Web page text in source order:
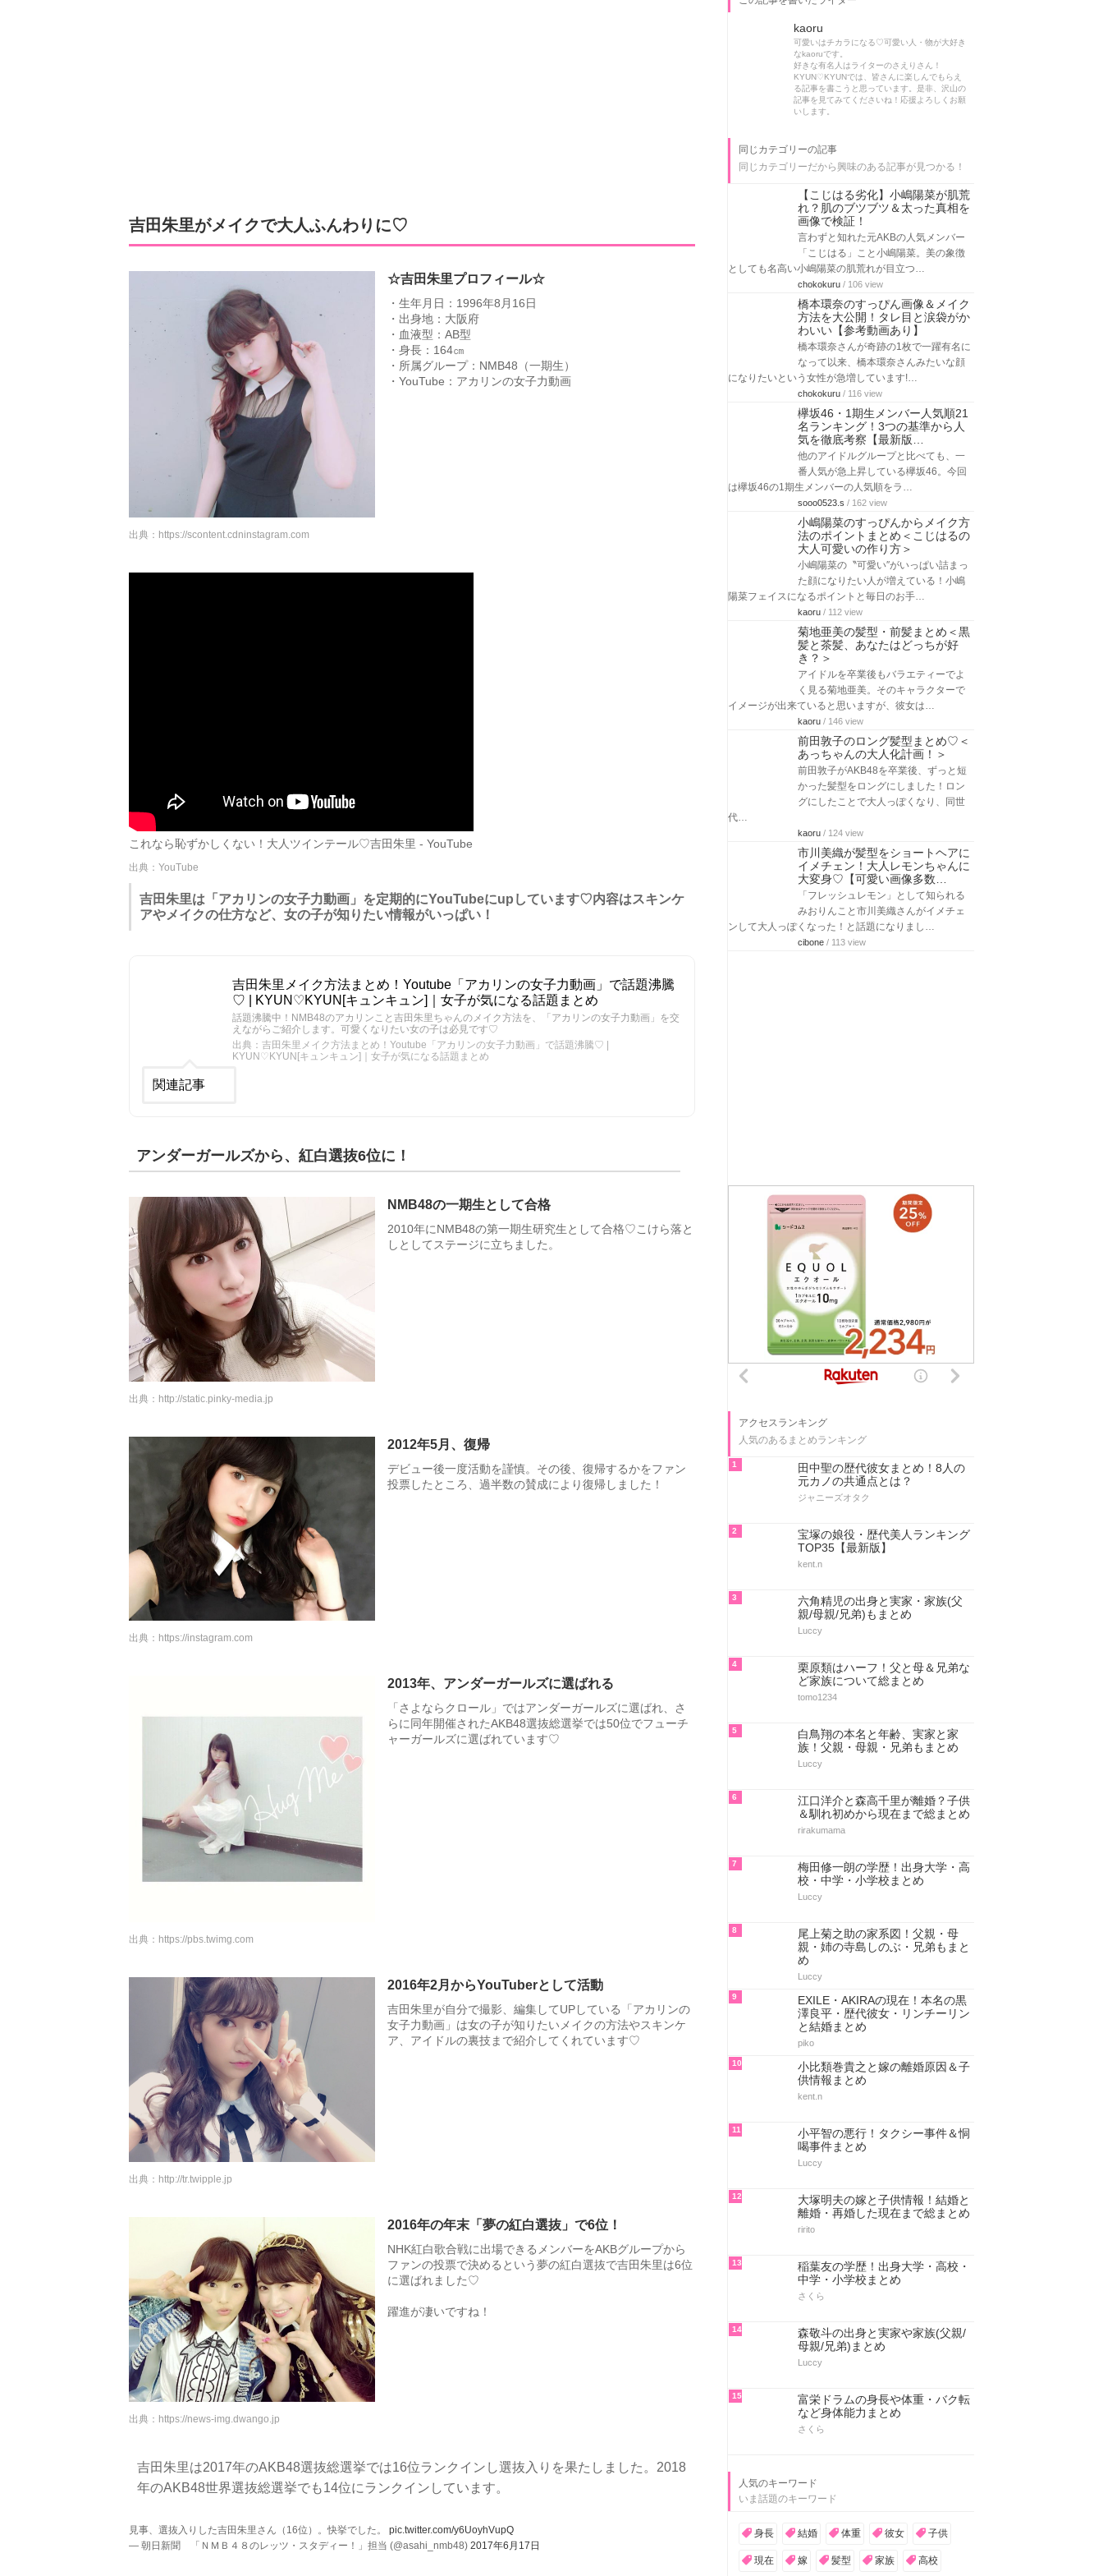
吉田朱里がメイクで大人ふんわりに♡
☆吉田朱里プロフィール☆
・生年月日：1996年8月16日
・出身地：大阪府
・血液型：AB型
・身長：164㎝
・所属グループ：NMB48（一期生）
・YouTube：アカリンの女子力動画
出典： https://scontent.cdninstagram.com
これなら恥ずかしくない！大人ツインテール♡吉田朱里 - YouTube
出典：YouTube
吉田朱里は「アカリンの女子力動画」を定期的にYouTubeにupしています♡内容はスキンケ
アやメイクの仕方など、女の子が知りたい情報がいっぱい！
吉田朱里メイク方法まとめ！Youtube「アカリンの女子力動画」で話題沸騰
♡ | KYUN♡KYUN[キュンキュン]｜女子が気になる話題まとめ
話題沸騰中！NMB48のアカリンこと吉田朱里ちゃんのメイク方法を、「アカリンの女子力動画」を交
えながらご紹介します。可愛くなりたい女の子は必見です♡
出典：吉田朱里メイク方法まとめ！Youtube「アカリンの女子力動画」で話題沸騰♡ |
KYUN♡KYUN[キュンキュン]｜女子が気になる話題まとめ
関連記事
アンダーガールズから、紅白選抜6位に！
NMB48の一期生として合格
2010年にNMB48の第一期生研究生として合格♡こけら落と
しとしてステージに立ちました。
出典： http://static.pinky-media.jp
2012年5月、復帰
デビュー後一度活動を謹慎。その後、復帰するかをファン
投票したところ、過半数の賛成により復帰しました！
出典： https://instagram.com
2013年、アンダーガールズに選ばれる
「さよならクロール」ではアンダーガールズに選ばれ、さ
らに同年開催されたAKB48選抜総選挙では50位でフューチ
ャーガールズに選ばれています♡
出典： https://pbs.twimg.com
2016年2月からYouTuberとして活動
吉田朱里が自分で撮影、編集してUPしている「アカリンの
女子力動画」は女の子が知りたいメイクの方法やスキンケ
ア、アイドルの裏技まで紹介してくれています♡
出典： http://tr.twipple.jp
2016年の年末「夢の紅白選抜」で6位！
NHK紅白歌合戦に出場できるメンバーをAKBグループから
ファンの投票で決めるという夢の紅白選抜で吉田朱里は6位
に選ばれました♡
躍進が凄いですね！
出典： https://news-img.dwango.jp
吉田朱里は2017年のAKB48選抜総選挙では16位ランクインし選抜入りを果たしました。2018
年のAKB48世界選抜総選挙でも14位にランクインしています。
見事、選抜入りした吉田朱里さん（16位）。快挙でした。 pic.twitter.com/y6UoyhVupQ
— 朝日新聞 「ＮＭＢ４８のレッツ・スタディー！」担当 (@asahi_nmb48) 2017年6月17日
kaoru
可愛いはチカラになる♡可愛い人・物が大好き
なkaoruです。
好きな有名人はライターのさえりさん！
KYUN♡KYUNでは、皆さんに楽しんでもらえ
る記事を書こうと思っています。是非、沢山の
記事を見てみてくださいね！応援よろしくお願
いします。
同じカテゴリーの記事
同じカテゴリーだから興味のある記事が見つかる！
【こじはる劣化】小嶋陽菜が肌荒
れ？肌のブツブツ＆太った真相を
画像で検証！
言わずと知れた元AKBの人気メンバー
「こじはる」こと小嶋陽菜。美の象徴
としても名高い小嶋陽菜の肌荒れが目立つ…
chokokuru / 106 view
橋本環奈のすっぴん画像＆メイク
方法を大公開！タレ目と涙袋がか
わいい【参考動画あり】
橋本環奈さんが奇跡の1枚で一躍有名に
なって以来、橋本環奈さんみたいな顔
になりたいという女性が急増しています!…
chokokuru / 116 view
欅坂46・1期生メンバー人気順21
名ランキング！3つの基準から人
気を徹底考察【最新版…
他のアイドルグループと比べても、一
番人気が急上昇している欅坂46。今回
は欅坂46の1期生メンバーの人気順をラ…
sooo0523.s / 162 view
小嶋陽菜のすっぴんからメイク方
法のポイントまとめ＜こじはるの
大人可愛いの作り方＞
小嶋陽菜の〝可愛い″がいっぱい詰まっ
た顔になりたい人が増えている！小嶋
陽菜フェイスになるポイントと毎日のお手…
kaoru / 112 view
菊地亜美の髪型・前髪まとめ＜黒
髪と茶髪、あなたはどっちが好
き？＞
アイドルを卒業後もバラエティーでよ
く見る菊地亜美。そのキャラクターで
イメージが出来ていると思いますが、彼女は…
kaoru / 146 view
前田敦子のロング髪型まとめ♡＜
あっちゃんの大人化計画！＞
前田敦子がAKB48を卒業後、ずっと短
かった髪型をロングにしました！ロン
グにしたことで大人っぽくなり、同世
代…
kaoru / 124 view
市川美織が髪型をショートヘアに
イメチェン！大人レモンちゃんに
大変身♡【可愛い画像多数…
「フレッシュレモン」として知られる
みおりんこと市川美織さんがイメチェ
ンして大人っぽくなった！と話題になりまし…
cibone / 113 view
アクセスランキング
人気のあるまとめランキング
1
田中聖の歴代彼女まとめ！8人の
元カノの共通点とは？
ジャニーズオタク
2
宝塚の娘役・歴代美人ランキング
TOP35【最新版】
kent.n
3
六角精児の出身と実家・家族(父
親/母親/兄弟)もまとめ
Luccy
4
栗原類はハーフ！父と母＆兄弟な
ど家族について総まとめ
tomo1234
5
白鳥翔の本名と年齢、実家と家
族！父親・母親・兄弟もまとめ
Luccy
6
江口洋介と森高千里が離婚？子供
＆馴れ初めから現在まで総まとめ
rirakumama
7
梅田修一朗の学歴！出身大学・高
校・中学・小学校まとめ
Luccy
8
尾上菊之助の家系図！父親・母
親・姉の寺島しのぶ・兄弟もまと
め
Luccy
9
EXILE・AKIRAの現在！本名の黒
澤良平・歴代彼女・リンチーリン
と結婚まとめ
piko
10
小比類巻貴之と嫁の離婚原因＆子
供情報まとめ
kent.n
11
小平智の悪行！タクシー事件＆恫
喝事件まとめ
Luccy
12
大塚明夫の嫁と子供情報！結婚と
離婚・再婚した現在まで総まとめ
ririto
13
稲葉友の学歴！出身大学・高校・
中学・小学校まとめ
さくら
14
森敬斗の出身と実家や家族(父親/
母親/兄弟)まとめ
Luccy
15
富栄ドラムの身長や体重・バク転
など身体能力まとめ
さくら
人気のキーワード
いま話題のキーワード
身長 結婚 体重 彼女 子供
現在 嫁 髪型 家族 高校